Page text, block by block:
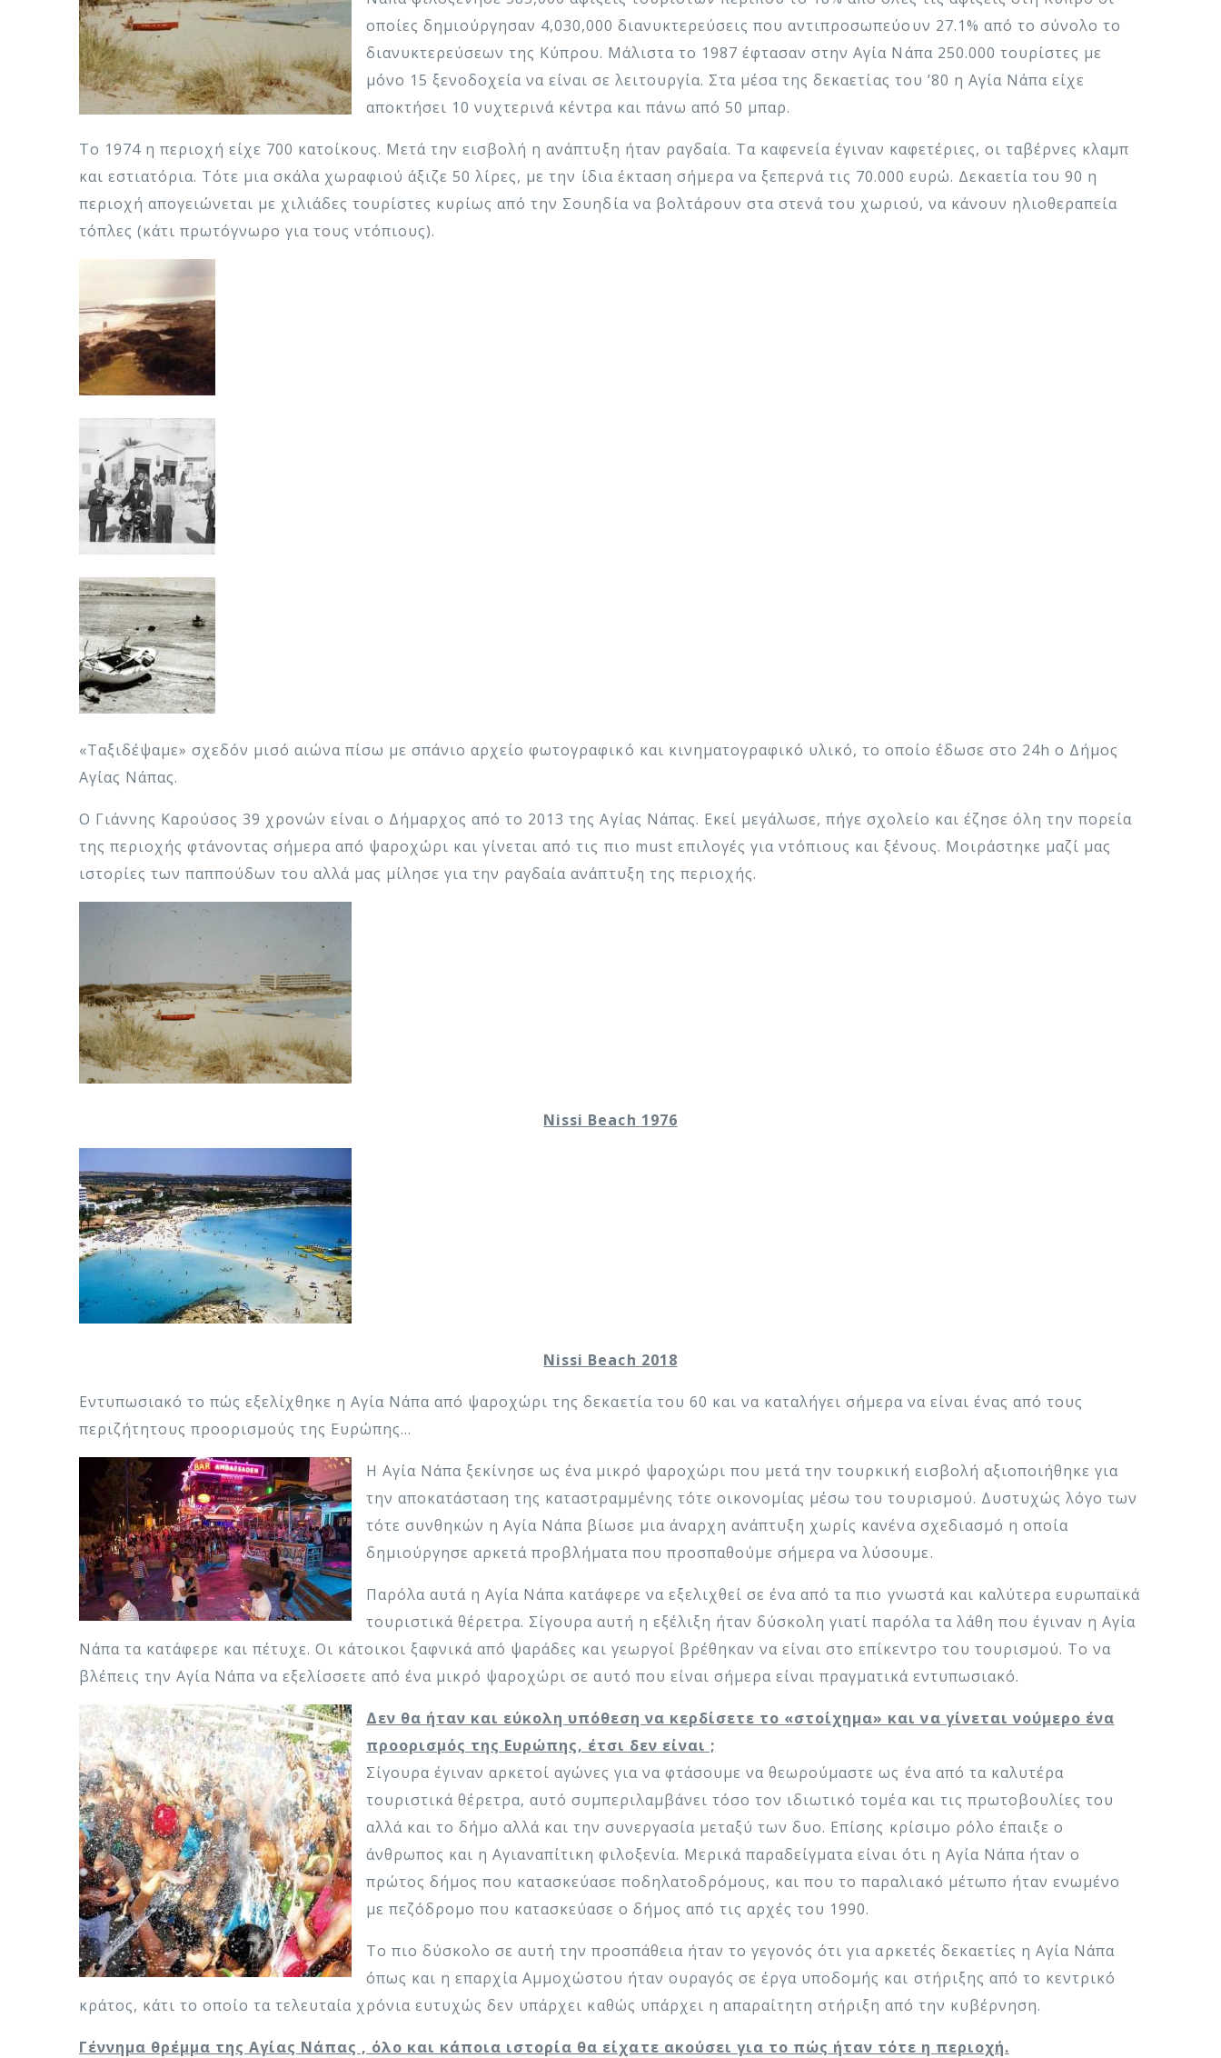
οποίες δημιούργησαν 4,030,000 διανυκτερεύσεις που αντιπροσωπεύουν 27.1% από το σύνολο το
διανυκτερεύσεων της Κύπρου. Μάλιστα το 1987 έφτασαν στην Αγία Νάπα 250.000 τουρίστες με
μόνο 15 ξενοδοχεία να είναι σε λειτουργία. Στα μέσα της δεκαετίας του ’80 η Αγία Νάπα είχε
αποκτήσει 10 νυχτερινά κέντρα και πάνω από 50 μπαρ.
Το 1974 η περιοχή είχε 700 κατοίκους. Μετά την εισβολή η ανάπτυξη ήταν ραγδαία. Τα καφενεία έγιναν καφετέριες, οι ταβέρνες κλαμπ
και εστιατόρια. Τότε μια σκάλα χωραφιού άξιζε 50 λίρες, με την ίδια έκταση σήμερα να ξεπερνά τις 70.000 ευρώ. Δεκαετία του 90 η
περιοχή απογειώνεται με χιλιάδες τουρίστες κυρίως από την Σουηδία να βολτάρουν στα στενά του χωριού, να κάνουν ηλιοθεραπεία
τόπλες (κάτι πρωτόγνωρο για τους ντόπιους).
«Ταξιδέψαμε» σχεδόν μισό αιώνα πίσω με σπάνιο αρχείο φωτογραφικό και κινηματογραφικό υλικό, το οποίο έδωσε στο 24h o Δήμος
Αγίας Νάπας.
Ο Γιάννης Καρούσος 39 χρονών είναι ο Δήμαρχος από το 2013 της Αγίας Νάπας. Εκεί μεγάλωσε, πήγε σχολείο και έζησε όλη την πορεία
της περιοχής φτάνοντας σήμερα από ψαροχώρι και γίνεται από τις πιο must επιλογές για ντόπιους και ξένους. Μοιράστηκε μαζί μας
ιστορίες των παππούδων του αλλά μας μίλησε για την ραγδαία ανάπτυξη της περιοχής.
Nissi Beach 1976
Nissi Beach 2018
Eντυπωσιακό το πώς εξελίχθηκε η Αγία Νάπα από ψαροχώρι της δεκαετία του 60 και να καταλήγει σήμερα να είναι ένας από τους
περιζήτητους προορισμούς της Ευρώπης…
Η Αγία Νάπα ξεκίνησε ως ένα μικρό ψαροχώρι που μετά την τουρκική εισβολή αξιοποιήθηκε για
την αποκατάσταση της καταστραμμένης τότε οικονομίας μέσω του τουρισμού. Δυστυχώς λόγο των
τότε συνθηκών η Αγία Νάπα βίωσε μια άναρχη ανάπτυξη χωρίς κανένα σχεδιασμό η οποία
δημιούργησε αρκετά προβλήματα που προσπαθούμε σήμερα να λύσουμε.
Παρόλα αυτά η Αγία Νάπα κατάφερε να εξελιχθεί σε ένα από τα πιο γνωστά και καλύτερα ευρωπαϊκά
τουριστικά θέρετρα. Σίγουρα αυτή η εξέλιξη ήταν δύσκολη γιατί παρόλα τα λάθη που έγιναν η Αγία
Νάπα τα κατάφερε και πέτυχε. Οι κάτοικοι ξαφνικά από ψαράδες και γεωργοί βρέθηκαν να είναι στο επίκεντρο του τουρισμού. Το να
βλέπεις την Αγία Νάπα να εξελίσσετε από ένα μικρό ψαροχώρι σε αυτό που είναι σήμερα είναι πραγματικά εντυπωσιακό.
Δεν θα ήταν και εύκολη υπόθεση να κερδίσετε το «στοίχημα» και να γίνεται νούμερο ένα
προορισμός της Ευρώπης, έτσι δεν είναι ;
Σίγουρα έγιναν αρκετοί αγώνες για να φτάσουμε να θεωρούμαστε ως ένα από τα καλυτέρα
τουριστικά θέρετρα, αυτό συμπεριλαμβάνει τόσο τον ιδιωτικό τομέα και τις πρωτοβουλίες του
αλλά και το δήμο αλλά και την συνεργασία μεταξύ των δυο. Επίσης κρίσιμο ρόλο έπαιξε ο
άνθρωπος και η Αγιαναπίτικη φιλοξενία. Μερικά παραδείγματα είναι ότι η Αγία Νάπα ήταν ο
πρώτος δήμος που κατασκεύασε ποδηλατοδρόμους, και που το παραλιακό μέτωπο ήταν ενωμένο
με πεζόδρομο που κατασκεύασε ο δήμος από τις αρχές του 1990.
Το πιο δύσκολο σε αυτή την προσπάθεια ήταν το γεγονός ότι για αρκετές δεκαετίες η Αγία Νάπα
όπως και η επαρχία Αμμοχώστου ήταν ουραγός σε έργα υποδομής και στήριξης από το κεντρικό
κράτος, κάτι το οποίο τα τελευταία χρόνια ευτυχώς δεν υπάρχει καθώς υπάρχει η απαραίτητη στήριξη από την κυβέρνηση.
Γέννημα θρέμμα της Αγίας Νάπας , όλο και κάποια ιστορία θα είχατε ακούσει για το πώς ήταν τότε η περιοχή.